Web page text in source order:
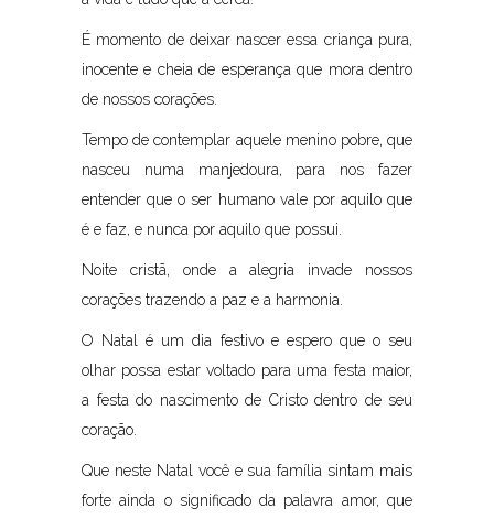
É momento de deixar nascer essa criança pura,
inocente e cheia de esperança que mora dentro
de nossos corações.
Tempo de contemplar aquele menino pobre, que
nasceu numa manjedoura, para nos fazer
entender que o ser humano vale por aquilo que
é e faz, e nunca por aquilo que possui.
Noite cristã, onde a alegria invade nossos
corações trazendo a paz e a harmonia.
O Natal é um dia festivo e espero que o seu
olhar possa estar voltado para uma festa maior,
a festa do nascimento de Cristo dentro de seu
coração.
Que neste Natal você e sua família sintam mais
forte ainda o significado da palavra amor, que